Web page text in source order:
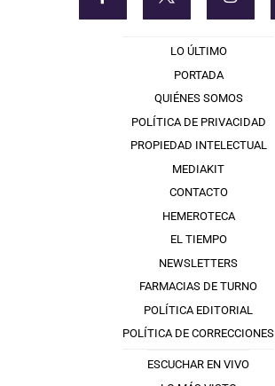
LO ÚLTIMO
PORTADA
QUIÉNES SOMOS
POLÍTICA DE PRIVACIDAD
PROPIEDAD INTELECTUAL
MEDIAKIT
CONTACTO
HEMEROTECA
EL TIEMPO
NEWSLETTERS
FARMACIAS DE TURNO
POLÍTICA EDITORIAL
POLÍTICA DE CORRECCIONES
ESCUCHAR EN VIVO